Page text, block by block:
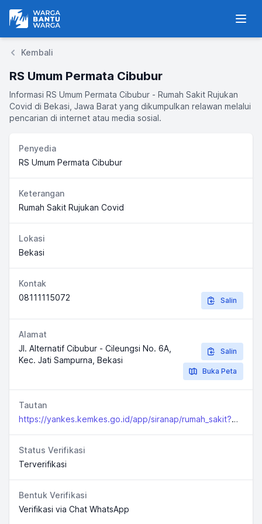
Warga Bantu Warga
Kembali
RS Umum Permata Cibubur
Informasi RS Umum Permata Cibubur - Rumah Sakit Rujukan
Covid di Bekasi, Jawa Barat yang dikumpulkan relawan melalui
pencarian di internet atau media sosial.
Penyedia
RS Umum Permata Cibubur
Keterangan
Rumah Sakit Rujukan Covid
Lokasi
Bekasi
Kontak
08111115072
Salin
Alamat
Jl. Alternatif Cibubur - Cileungsi No. 6A,
Kec. Jati Sampurna, Bekasi
Salin
Buka Peta
Tautan
https://yankes.kemkes.go.id/app/siranap/rumah_sakit?jenis=1&propinsi=32prop&kabkota=3275
Status Verifikasi
Terverifikasi
Bentuk Verifikasi
Verifikasi via Chat WhatsApp